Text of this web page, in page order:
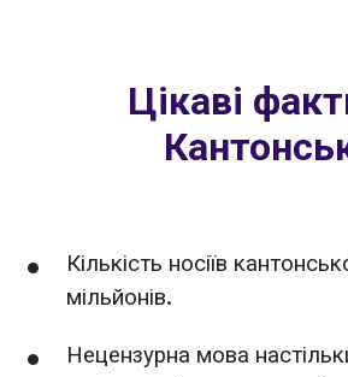
Цікаві
Кількість носіїв
мільйонів.
Нецензурна мова